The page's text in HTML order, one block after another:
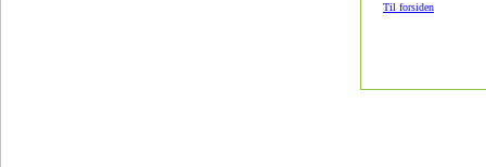
Til forsiden